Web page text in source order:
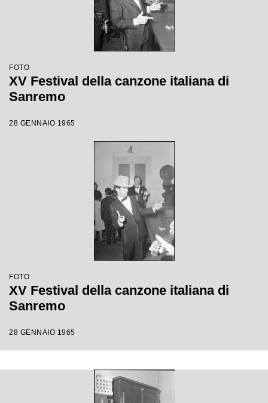
FOTO
XV Festival della canzone italiana di
Sanremo
28 GENNAIO 1965
FOTO
XV Festival della canzone italiana di
Sanremo
28 GENNAIO 1965